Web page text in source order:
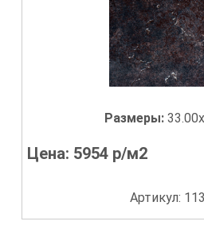
Размеры:
Цена: 5954 р/м2
Артикул: